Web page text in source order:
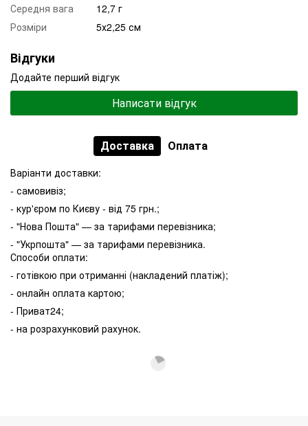
Середня вага
12,7 г
Розміри
5х2,25 см
Відгуки
Додайте перший відгук
Написати відгук
Доставка Оплата
Варіанти доставки:
- самовивіз;
- кур'єром по Києву - від 75 грн.;
- "Нова Пошта" — за тарифами перевізника;
- "Укрпошта" — за тарифами перевізника.
Способи оплати:
- готівкою при отриманні (накладений платіж);
- онлайн оплата картою;
- Приват24;
- на розрахунковий рахунок.